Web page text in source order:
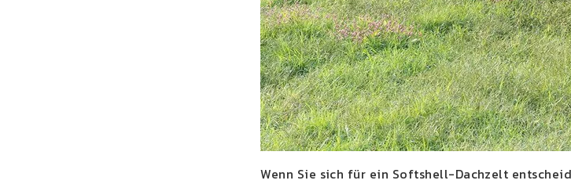
Wenn Sie sich für ein Softshell-Dachzelt